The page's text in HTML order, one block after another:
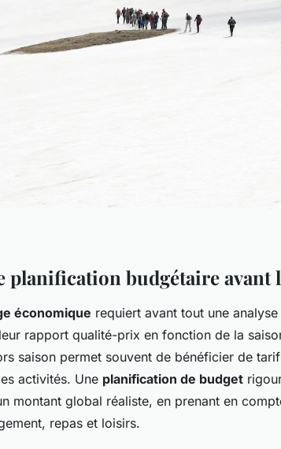
planification budgétaire avant
économique requiert avant tout une
rapport qualité-prix en fonction de la
saison permet souvent de bénéficier de
activités. Une planification de budget
montant global réaliste, en prenant en
repas et loisirs.